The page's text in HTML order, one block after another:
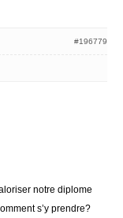
#196779
notre diplome
s’y prendre?